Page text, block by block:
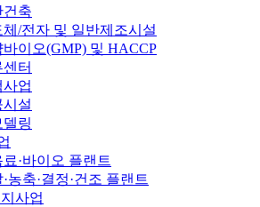
건축
체/전자 및 일반제조시설
바이오(GMP) 및 HACCP
터
사업
시설
델링
료·바이오 플랜트
농축·결정·건조 플랜트
사업